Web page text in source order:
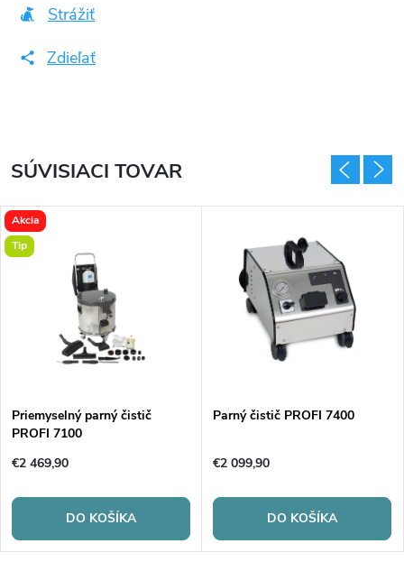
Strážiť
Zdieľať
SÚVISIACI TOVAR
Akcia
Tip
Priemyselný parný čistič
PROFI 7100
€2 469,90
DO KOŠÍKA
Parný čistič PROFI 7400
€2 099,90
DO KOŠÍKA